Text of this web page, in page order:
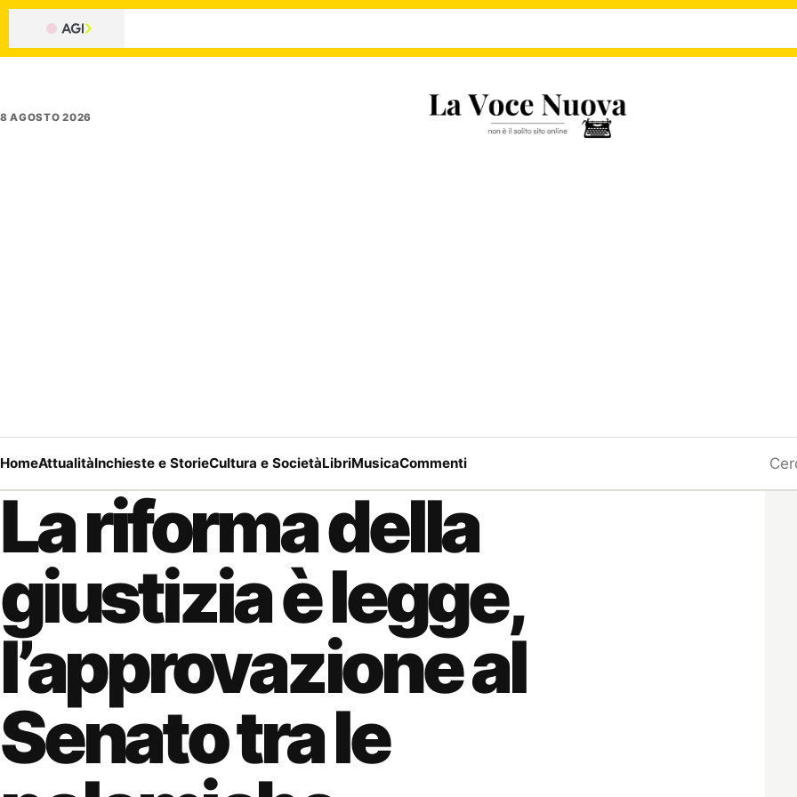
8 AGOSTO 2026
HomeAttualitàInchieste e StorieCultura e SocietàLibriMusicaCommenti
La riforma della
giustizia è legge,
l’approvazione al
Senato tra le